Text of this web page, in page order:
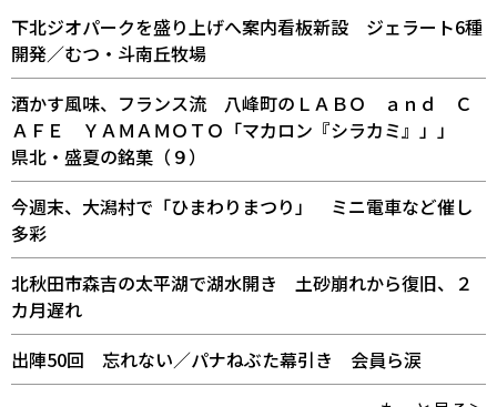
下北ジオパークを盛り上げへ案内看板新設 ジェラート6種
開発／むつ・斗南丘牧場
酒かす風味、フランス流 八峰町のＬＡＢＯ ａｎｄ Ｃ
ＡＦＥ ＹＡＭＡＭＯＴＯ「マカロン『シラカミ』」」
県北・盛夏の銘菓（９）
今週末、大潟村で「ひまわりまつり」 ミニ電車など催し
多彩
北秋田市森吉の太平湖で湖水開き 土砂崩れから復旧、２
カ月遅れ
出陣50回 忘れない／パナねぶた幕引き 会員ら涙